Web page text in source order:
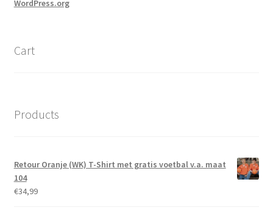
WordPress.org
Cart
Products
Retour Oranje (WK) T-Shirt met gratis voetbal v.a. maat
104
€34,99